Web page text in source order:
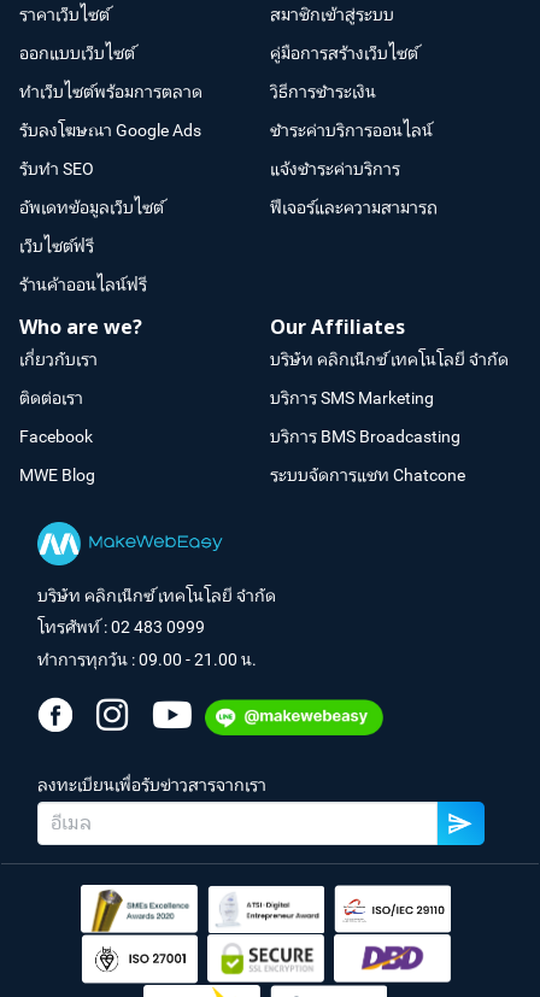
ราคาเว็บไซต์
ออกแบบเว็บไซต์
ทำเว็บไซต์พร้อมการตลาด
รับลงโฆษณา Google Ads
รับทำ SEO
อัพเดทข้อมูลเว็บไซต์
เว็บไซต์ฟรี
ร้านค้าออนไลน์ฟรี
สมาชิกเข้าสู่ระบบ
คู่มือการสร้างเว็บไซต์
วิธีการชำระเงิน
ชำระค่าบริการออนไลน์
แจ้งชำระค่าบริการ
ฟีเจอร์และความสามารถ
Who are we?
เกี่ยวกับเรา
ติดต่อเรา
Facebook
MWE Blog
Our Affiliates
บริษัท คลิกเน็กซ์ เทคโนโลยี จำกัด
บริการ SMS Marketing
บริการ BMS Broadcasting
ระบบจัดการแชท Chatcone
บริษัท คลิกเน็กซ์ เทคโนโลยี จำกัด
โทรศัพท์ :02 483 0999
ทำการทุกวัน : 09.00 - 21.00 น.
ลงทะเบียนเพื่อรับข่าวสารจากเรา